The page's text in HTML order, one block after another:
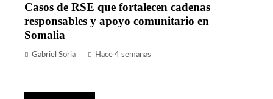
Casos de RSE que fortalecen cadenas
responsables y apoyo comunitario en
Somalia
Gabriel Soria Hace 4 semanas